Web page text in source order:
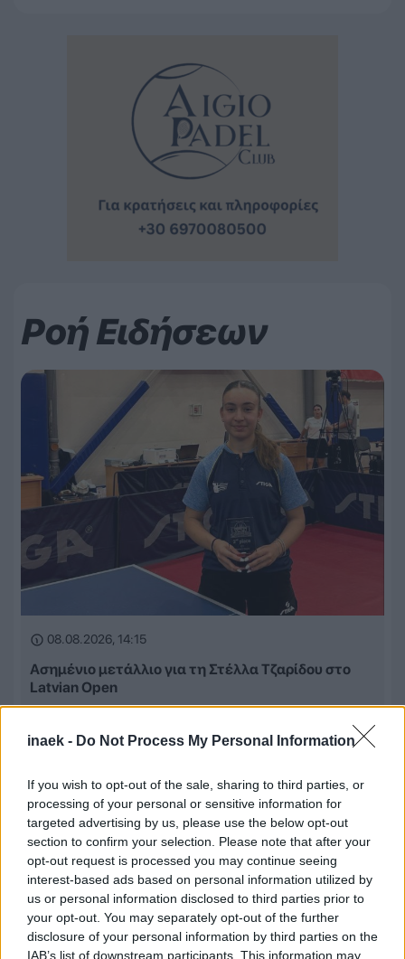
inaek - Do Not Process My Personal Information
If you wish to opt-out of the sale, sharing to third parties, or
processing of your personal or sensitive information for
targeted advertising by us, please use the below opt-out
section to confirm your selection. Please note that after your
opt-out request is processed you may continue seeing
interest-based ads based on personal information utilized by
us or personal information disclosed to third parties prior to
your opt-out. You may separately opt-out of the further
disclosure of your personal information by third parties on the
IAB’s list of downstream participants. This information may
Ροή Ειδήσεων
08.08.2026, 14:15
Ασημένιο μετάλλιο για τη Στέλλα Τζαρίδου στο
Latvian Open